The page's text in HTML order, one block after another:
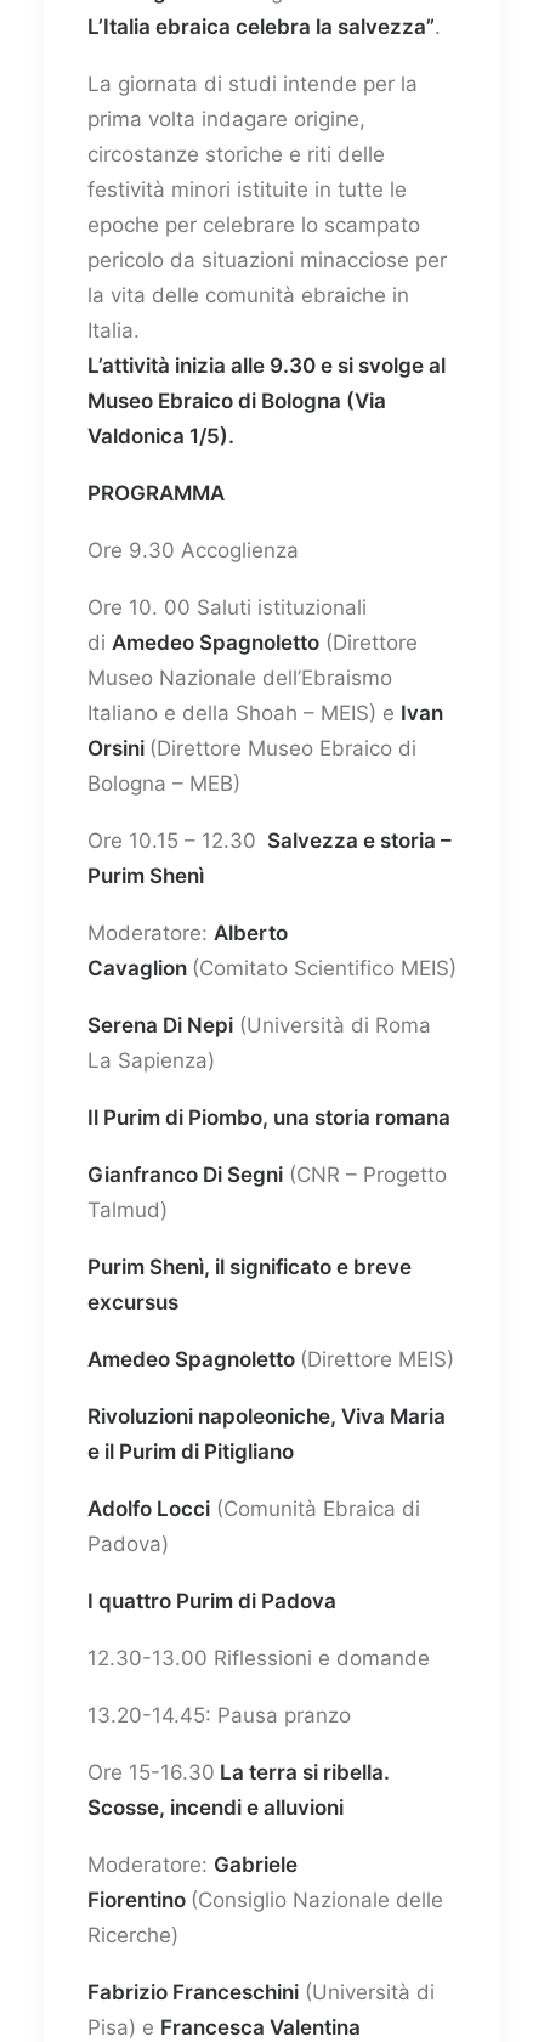
L’Italia ebraica celebra la salvezza”.
La giornata di studi intende per la
prima volta indagare origine,
circostanze storiche e riti delle
festività minori istituite in tutte le
epoche per celebrare lo scampato
pericolo da situazioni minacciose per
la vita delle comunità ebraiche in
Italia.
L’attività inizia alle 9.30 e si svolge al
Museo Ebraico di Bologna (Via
Valdonica 1/5).
PROGRAMMA
Ore 9.30 Accoglienza
Ore 10. 00 Saluti istituzionali
di Amedeo Spagnoletto (Direttore
Museo Nazionale dell’Ebraismo
Italiano e della Shoah – MEIS) e Ivan
Orsini (Direttore Museo Ebraico di
Bologna – MEB)
Ore 10.15 – 12.30 Salvezza e storia –
Purim Shenì
Moderatore: Alberto
Cavaglion (Comitato Scientifico MEIS)
Serena Di Nepi (Università di Roma
La Sapienza)
Il Purim di Piombo, una storia romana
Gianfranco Di Segni (CNR – Progetto
Talmud)
Purim Shenì, il significato e breve
excursus
Amedeo Spagnoletto (Direttore MEIS)
Rivoluzioni napoleoniche, Viva Maria
e il Purim di Pitigliano
Adolfo Locci (Comunità Ebraica di
Padova)
I quattro Purim di Padova
12.30-13.00 Riflessioni e domande
13.20-14.45: Pausa pranzo
Ore 15-16.30 La terra si ribella.
Scosse, incendi e alluvioni
Moderatore: Gabriele
Fiorentino (Consiglio Nazionale delle
Ricerche)
Fabrizio Franceschini (Università di
Pisa) e Francesca Valentina